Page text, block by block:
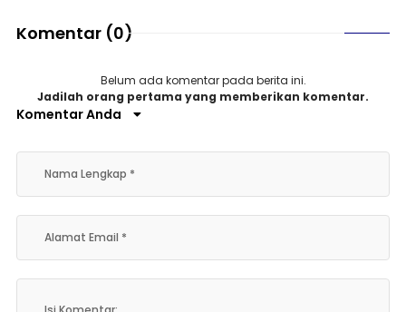
Komentar (0)
Belum ada komentar pada berita ini.
Jadilah orang pertama yang memberikan komentar.
Komentar Anda